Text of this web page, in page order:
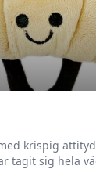
krispig
tagit sig hela